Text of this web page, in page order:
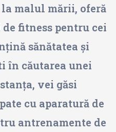
la malul mării, oferă
fitness pentru cei
sănătatea și
în căutarea unei
vei găsi
cu aparatură de
antrenamente de